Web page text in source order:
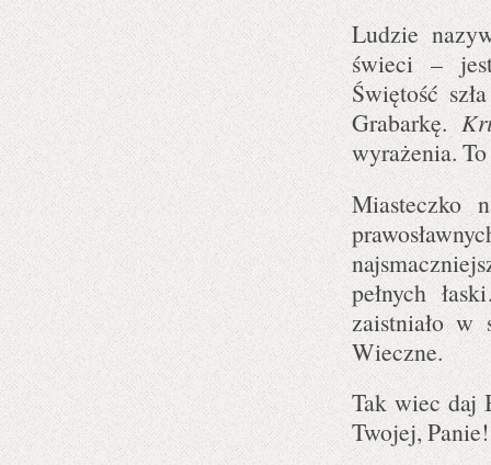
Ludzie
świeci –
Świętość
Grabarkę.
wyrażenia.
Miasteczko
pełnych
zaistniało w
Wieczne.
Tak wiec daj
Twojej, Panie!